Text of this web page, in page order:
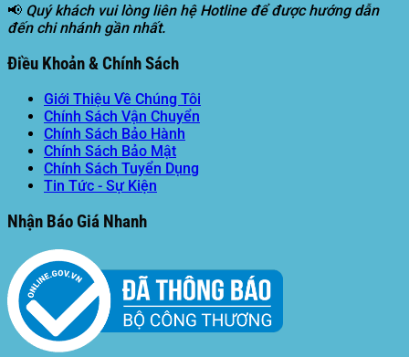
📢 Quý khách vui lòng liên hệ Hotline để được hướng dẫn
đến chi nhánh gần nhất.
Điều Khoản & Chính Sách
Giới Thiệu Về Chúng Tôi
Chính Sách Vận Chuyển
Chính Sách Bảo Hành
Chính Sách Bảo Mật
Chính Sách Tuyển Dụng
Tin Tức - Sự Kiện
Nhận Báo Giá Nhanh